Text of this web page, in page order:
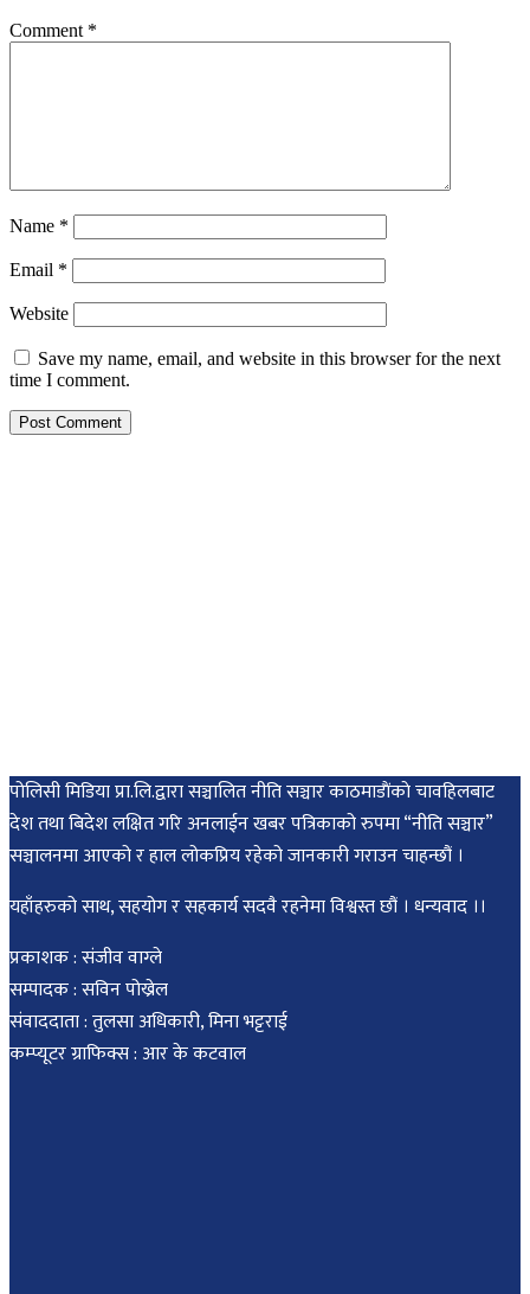
Comment *
Name *
Email *
Website
Save my name, email, and website in this browser for the next
time I comment.
पोलिसी मिडिया प्रा.लि.द्वारा सञ्चालित नीति सञ्चार काठमाडाैंकाे चावहिलबाट
देश तथा बिदेश लक्षित गरि अनलाईन खबर पत्रिकाको रुपमा “नीति सञ्चार”
सञ्चालनमा आएको र हाल लोकप्रिय रहेको जानकारी गराउन चाहन्छौं ।
यहाँहरुको साथ, सहयोग र सहकार्य सदवै रहनेमा विश्वस्त छौं । धन्यवाद ।।
प्रकाशक : संजीव वाग्ले
सम्पादक : सविन पोख्रेल
संवाददाता : तुलसा अधिकारी, मिना भट्टराई
कम्प्यूटर ग्राफिक्स : आर के कटवाल